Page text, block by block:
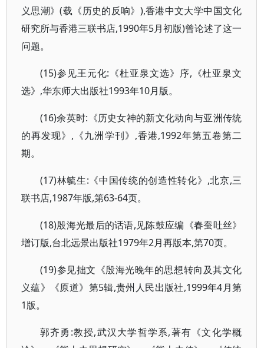
义思潮》(载《历史的反响》),香港中文大学中国文化
研究所与香港三联书店,1990年5月初版)曾论述了这一
问题。
(15)参见王元化:《杜亚泉文选》序,《杜亚泉文
选》,华东师大出版社1993年10月版。
(16)余英时:《历史女神的新文化动向与亚洲传统
的再发现》,《九洲学刊》,香港,1992年第五卷第二
期。
(17)林毓生:《中国传统的创造性转化》,北京,三
联书店,1987年版,第63-64页。
(18)殷海光最后的话语,见陈鼓应编《春蚕吐丝》
增订版,台北远景出版社1979年2月再版本,第70页。
(19)参见拙文《殷海光晚年的思想转向及其文化
义蕴》《原道》第5辑,贵州人民出版社,1999年4月第
1版。
郭齐勇:教授,武汉大学哲学系,著有《文化学概